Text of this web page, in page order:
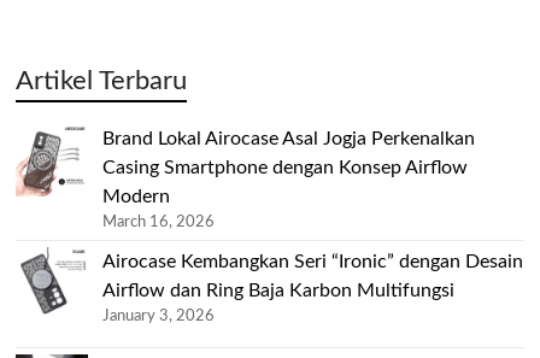
Artikel Terbaru
Brand Lokal Airocase Asal Jogja Perkenalkan
Casing Smartphone dengan Konsep Airflow
Modern
March 16, 2026
Airocase Kembangkan Seri “Ironic” dengan Desain
Airflow dan Ring Baja Karbon Multifungsi
January 3, 2026